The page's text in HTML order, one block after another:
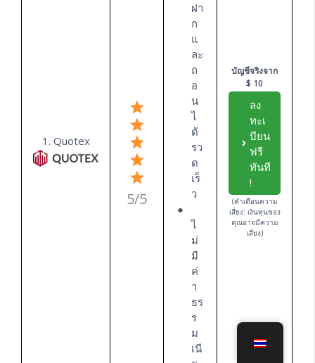
1. Quotex
5/5
ฝา
ก
แ
ละ
ถ
อ
น
ไ
ด้
รว
ด
เร็
ว
ไ
ม่
มี
ค่
า
ธร
ร
ม
เนี
บัญชีจริงจาก
$ 10
ลง
ทะเ
บียน
ฟรี
ทันที
!
(คำเตือนความ
เสี่ยง: เงินทุนของ
คุณอาจมีความ
เสี่ยง)